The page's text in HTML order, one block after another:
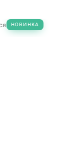
НОВИНКА